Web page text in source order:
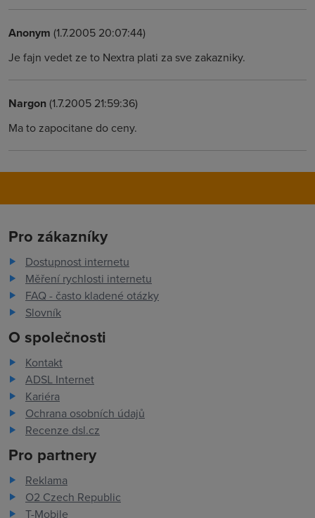
Anonym (1.7.2005 20:07:44)
Je fajn vedet ze to Nextra plati za sve zakazniky.
Nargon(1.7.2005 21:59:36)
Ma to zapocitane do ceny.
Pro zákazníky
Dostupnost internetu
Měření rychlosti internetu
FAQ - často kladené otázky
Slovník
O společnosti
Kontakt
ADSL Internet
Kariéra
Ochrana osobních údajů
Recenze dsl.cz
Pro partnery
Reklama
O2 Czech Republic
T-Mobile